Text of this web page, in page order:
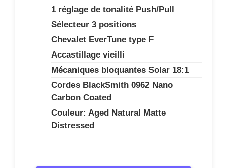
1 réglage de tonalité Push/Pull
Sélecteur 3 positions
Chevalet EverTune type F
Accastillage vieilli
Mécaniques bloquantes Solar 18:1
Cordes BlackSmith 0962 Nano
Carbon Coated
Couleur: Aged Natural Matte
Distressed